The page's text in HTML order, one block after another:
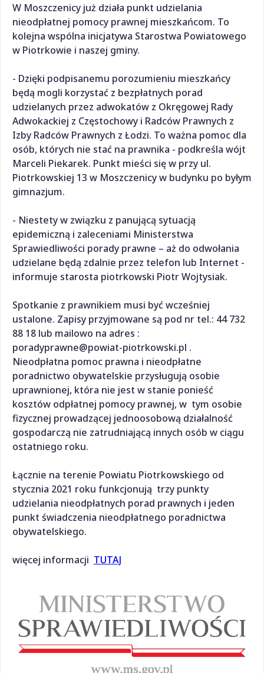
W Moszczenicy już działa punkt udzielania
nieodpłatnej pomocy prawnej mieszkańcom. To
kolejna wspólna inicjatywa Starostwa Powiatowego
w Piotrkowie i naszej gminy.
- Dzięki podpisanemu porozumieniu mieszkańcy
będą mogli korzystać z bezpłatnych porad
udzielanych przez adwokatów z Okręgowej Rady
Adwokackiej z Częstochowy i Radców Prawnych z
Izby Radców Prawnych z Łodzi. To ważna pomoc dla
osób, których nie stać na prawnika - podkreśla wójt
Marceli Piekarek. Punkt mieści się w przy ul.
Piotrkowskiej 13 w Moszczenicy w budynku po byłym
gimnazjum.
- Niestety w związku z panującą sytuacją
epidemiczną i zaleceniami Ministerstwa
Sprawiedliwości porady prawne – aż do odwołania
udzielane będą zdalnie przez telefon lub Internet -
informuje starosta piotrkowski Piotr Wojtysiak.
Spotkanie z prawnikiem musi być wcześniej
ustalone. Zapisy przyjmowane są pod nr tel.: 44 732
88 18 lub mailowo na adres :
poradyprawne@powiat-piotrkowski.pl .
Nieodpłatna pomoc prawna i nieodpłatne
poradnictwo obywatelskie przysługują osobie
uprawnionej, która nie jest w stanie ponieść
kosztów odpłatnej pomocy prawnej, w tym osobie
fizycznej prowadzącej jednoosobową działalność
gospodarczą nie zatrudniającą innych osób w ciągu
ostatniego roku.
Łącznie na terenie Powiatu Piotrkowskiego od
stycznia 2021 roku funkcjonują trzy punkty
udzielania nieodpłatnych porad prawnych i jeden
punkt świadczenia nieodpłatnego poradnictwa
obywatelskiego.
więcej informacji TUTAJ